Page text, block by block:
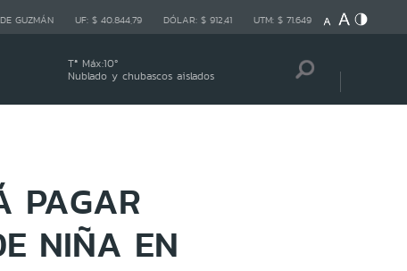
GUZMÁN UF: $ 40.844,79 DÓLAR: $ 912,41 UTM: $ 71.649
Tª Máx:10º
Nublado y chubascos aislados
PAGAR
NIÑA EN